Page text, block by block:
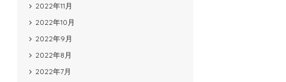
2022年11月
2022年10月
2022年9月
2022年8月
2022年7月